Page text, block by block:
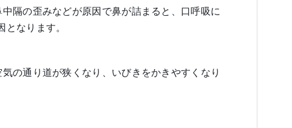
隔の歪みなどが原因で鼻が詰まると、口呼吸に
となります。
の通り道が狭くなり、いびきをかきやすくなり